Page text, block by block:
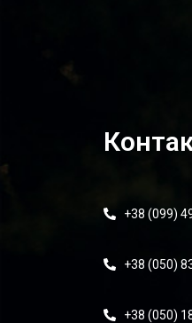
+38 (099)
+38 (050)
+38 (050)